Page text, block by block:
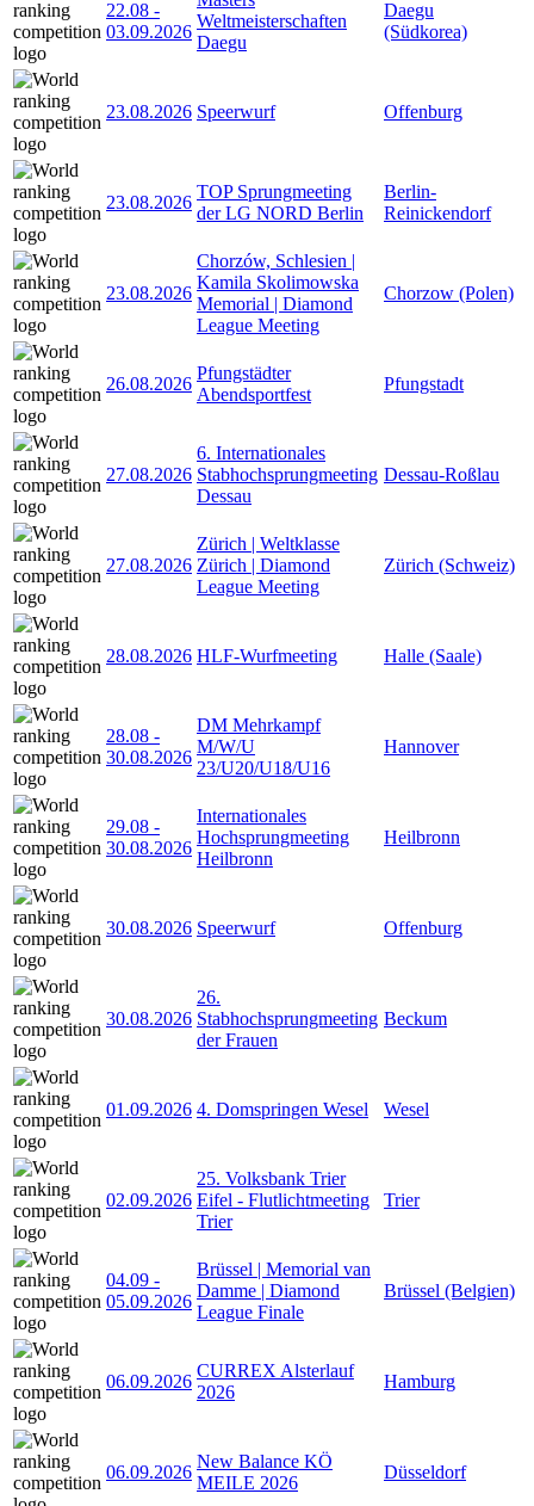
22.08 -
03.09.2026
Weltmeisterschaften
Daegu
Daegu
(Südkorea)
23.08.2026 Speerwurf Offenburg
23.08.2026
TOP Sprungmeeting
der LG NORD Berlin
Berlin-
Reinickendorf
23.08.2026
Chorzów, Schlesien |
Kamila Skolimowska
Memorial | Diamond
League Meeting
Chorzow (Polen)
26.08.2026
Pfungstädter
Abendsportfest
Pfungstadt
27.08.2026
6. Internationales
Stabhochsprungmeeting
Dessau
Dessau-Roßlau
27.08.2026
Zürich | Weltklasse
Zürich | Diamond
League Meeting
Zürich (Schweiz)
28.08.2026 HLF-Wurfmeeting Halle (Saale)
28.08 -
30.08.2026
DM Mehrkampf
M/W/U
23/U20/U18/U16
Hannover
29.08 -
30.08.2026
Internationales
Hochsprungmeeting
Heilbronn
Heilbronn
30.08.2026 Speerwurf Offenburg
30.08.2026
26.
Stabhochsprungmeeting
der Frauen
Beckum
01.09.2026 4. Domspringen Wesel Wesel
02.09.2026
25. Volksbank Trier
Eifel - Flutlichtmeeting
Trier
Trier
04.09 -
05.09.2026
Brüssel | Memorial van
Damme | Diamond
League Finale
Brüssel (Belgien)
06.09.2026
CURREX Alsterlauf
2026
Hamburg
06.09.2026
New Balance KÖ
MEILE 2026
Düsseldorf